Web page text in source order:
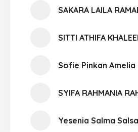
SAKARA LAILA
SITTI ATHIFA
Sofie Pinkan Amelia
SYIFA RAHMANIA
Yesenia Salma